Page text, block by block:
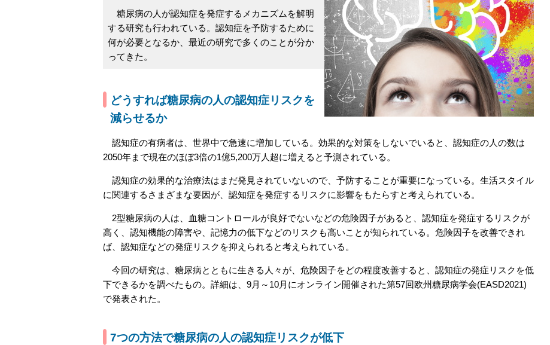
糖尿病の人が認知症を発症するメカニズムを解明
する研究も行われている。認知症を予防するために
何が必要となるか、最近の研究で多くのことが分か
ってきた。
どうすれば糖尿病の人の認知症リスクを
減らせるか
認知症の有病者は、世界中で急速に増加している。効果的な対策をしないでいると、認知症の人の数は
2050年まで現在のほぼ3倍の1億5,200万人超に増えると予測されている。
認知症の効果的な治療法はまだ発見されていないので、予防することが重要になっている。生活スタイル
に関連するさまざまな要因が、認知症を発症するリスクに影響をもたらすと考えられている。
2型糖尿病の人は、血糖コントロールが良好でないなどの危険因子があると、認知症を発症するリスクが
高く、認知機能の障害や、記憶力の低下などのリスクも高いことが知られている。危険因子を改善できれ
ば、認知症などの発症リスクを抑えられると考えられている。
今回の研究は、糖尿病とともに生きる人々が、危険因子をどの程度改善すると、認知症の発症リスクを低
下できるかを調べたもの。詳細は、9月～10月にオンライン開催された第57回欧州糖尿病学会(EASD2021)
で発表された。
7つの方法で糖尿病の人の認知症リスクが低下